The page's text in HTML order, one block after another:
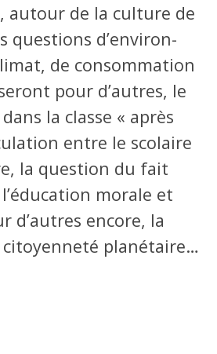
autour de la culture de
questions d’environ­
de consommation
pour d’autres, le
la classe « après
entre le scolaire
la question du fait
morale et
d’autres encore, la
citoyenneté planétaire…